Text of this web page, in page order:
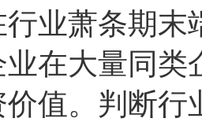
行业萧条期末
业在大量同类
价值。判断行